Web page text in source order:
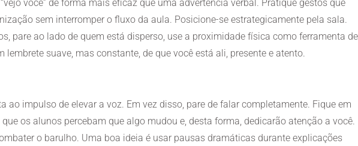
você” de forma mais eficaz que uma advertência verbal. Pratique gestos que
sem interromper o fluxo da aula. Posicione-se estrategicamente pela sala.
pare ao lado de quem está disperso, use a proximidade física como ferramenta de
suave, mas constante, de que você está ali, presente e atento.
ao impulso de elevar a voz. Em vez disso, pare de falar completamente. Fique em
os alunos percebam que algo mudou e, desta forma, dedicarão atenção a você.
o barulho. Uma boa ideia é usar pausas dramáticas durante explicações